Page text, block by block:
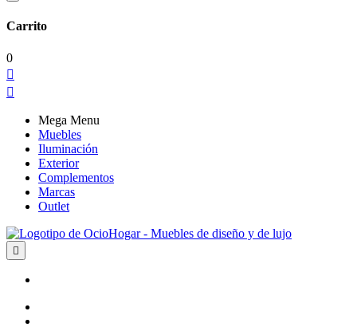
Carrito
0


Mega Menu
Muebles
Iluminación
Exterior
Complementos
Marcas
Outlet
